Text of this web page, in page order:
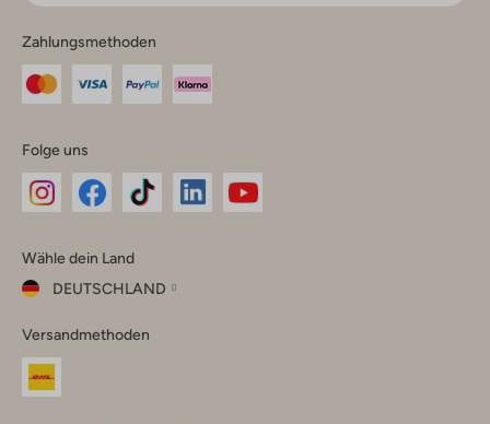
Zahlungsmethoden
Folge uns
Instagram
Facebook
TikTok
Wähle dein Land
DEUTSCHLAND
dein
Land
Versandmethoden